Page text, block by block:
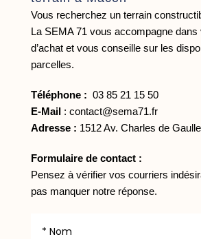
Vous recherchez un terrain
La SEMA 71 vous accompagne dans
d’achat et vous conseille sur les
parcelles.
Téléphone : 03 85 21 15 50
E-Mail: contact@sema71.fr
Adresse : 1512 Av. Charles de
Formulaire de contact :
Pensez à vérifier vos courriers
pas manquer notre réponse.